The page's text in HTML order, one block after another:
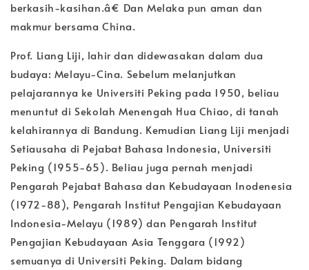
berkasih-kasihan.â€ Dan Melaka pun aman dan
makmur bersama China.
Prof. Liang Liji, lahir dan didewasakan dalam dua
budaya: Melayu-Cina. Sebelum melanjutkan
pelajarannya ke Universiti Peking pada 1950, beliau
menuntut di Sekolah Menengah Hua Chiao, di tanah
kelahirannya di Bandung. Kemudian Liang Liji menjadi
Setiausaha di Pejabat Bahasa Indonesia, Universiti
Peking (1955-65). Beliau juga pernah menjadi
Pengarah Pejabat Bahasa dan Kebudayaan Inodenesia
(1972-88), Pengarah Institut Pengajian Kebudayaan
Indonesia-Melayu (1989) dan Pengarah Institut
Pengajian Kebudayaan Asia Tenggara (1992)
semuanya di Universiti Peking. Dalam bidang